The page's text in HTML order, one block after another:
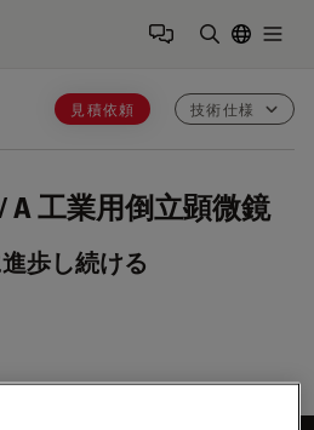
見積依頼 技術仕様
A 工業用倒立顕微鏡
歩し続ける